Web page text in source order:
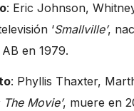
: Eric Johnson,
‘Smallville’,
en 1979.
: Phyllis Thaxter,
Movie’, muere en